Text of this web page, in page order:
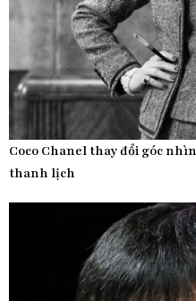
Coco Chanel thay đổi góc
thanh lịch